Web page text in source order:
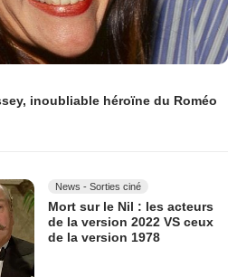
inoubliable héroïne du Roméo
News - Sorties ciné
Mort sur le Nil : les acteurs
de la version 2022 VS ceux
de la version 1978